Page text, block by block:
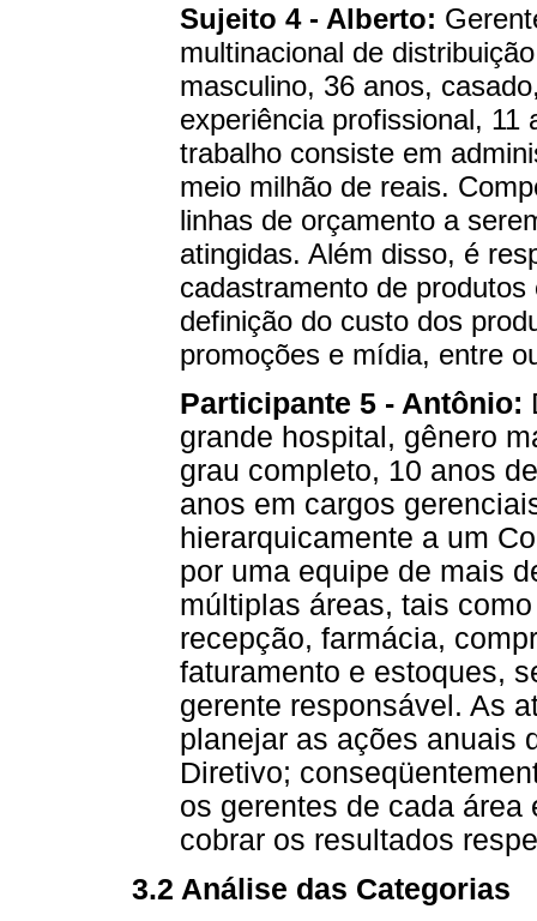
Sujeito 4 - Alberto:
multinacional de
masculino, 36 anos,
experiência profissional,
trabalho consiste em
meio milhão de reais.
linhas de orçamento a
atingidas. Além disso, é
cadastramento de
definição do custo dos
promoções e mídia, entre
Participante 5 - Antônio:
grande hospital, gênero
grau completo, 10 anos
anos em cargos
hierarquicamente a um
por uma equipe de mais
múltiplas áreas, tais
recepção, farmácia,
faturamento e estoques,
gerente responsável. As
planejar as ações anuais
Diretivo;
os gerentes de cada
cobrar os resultados
3.2 Análise das Categorias